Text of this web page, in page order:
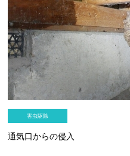
害虫駆除
通気口からの侵入